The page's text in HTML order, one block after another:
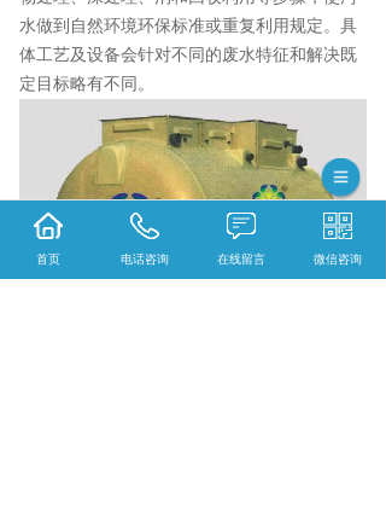
水做到自然环境环保标准或重复利用规定。具
体工艺及设备会针对不同的废水特征和解决既
定目标略有不同。
首页 电话咨询 在线留言 微信咨询